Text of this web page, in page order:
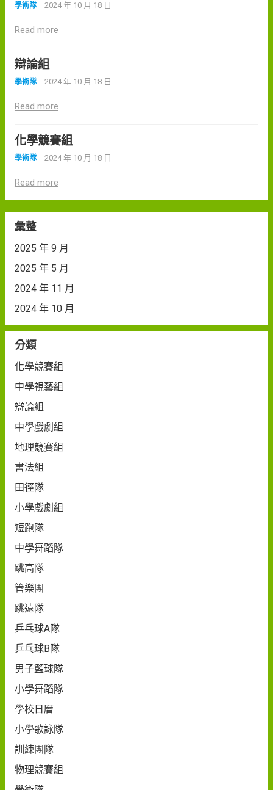
學術隊 2024 年 10 月 18 日
Read more
辯論組
學術隊 2024 年 10 月 18 日
Read more
化學競賽組
學術隊 2024 年 10 月 18 日
Read more
彙整
2025 年 9 月
2025 年 5 月
2024 年 11 月
2024 年 10 月
分類
化學競賽組
中學視藝組
辯論組
中學戲劇組
地理競賽組
書法組
田徑隊
小學戲劇組
短跑隊
中學舞蹈隊
跳高隊
管樂團
跳遠隊
乒乓球A隊
乒乓球B隊
男子籃球隊
小學舞蹈隊
學校日曆
小學歌詠隊
訓練團隊
物理競賽組